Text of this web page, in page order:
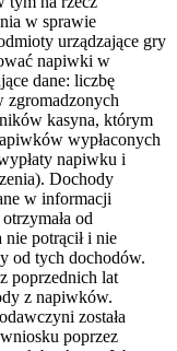
w sprawie
urządzające gry
napiwki w
dane: liczbę
zgromadzonych
kasyna, którym
wypłaconych
napiwku i
Dochody
w informacji
od
potrącił i nie
od tych dochodów.
poprzednich lat
z napiwków.
została
poprzez